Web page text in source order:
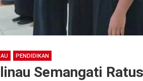
PENDIDIKAN
Semangati